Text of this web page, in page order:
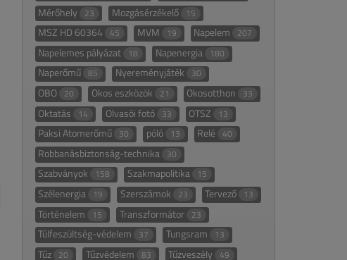
Mérőhely 23 Mozgásérzékelő 15
MSZ HD 60364 45 MVM 19 Napelem 207
Napelemes pályázat 18 Napenergia 180
Naperőmű 85 Nyereményjáték 30
OBO 20 Okos eszközök 21 Okosotthon 33
Oktatás 14 Olvasói fotó 33 OTSZ 13
Paksi Atomerőmű 30 póló 13 Relé 40
Robbanásbiztonság-technika 30
Szabványok 158 Szakmapolitika 15
Szélenergia 19 Szerszámok 23 Tervező 13
Történelem 15 Transzformátor 23
Túlfeszültség-védelem 37 Tungsram 13
Tűz 20 Tűzvédelem 83 Tűzveszély 49